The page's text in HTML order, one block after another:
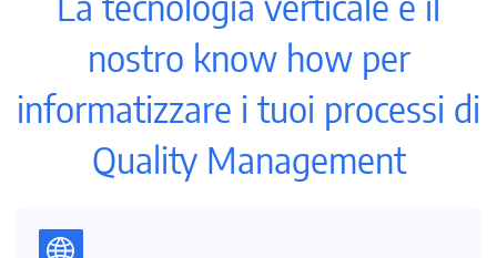
nostro know howper
informatizzare i tuoi processi di
Quality Management